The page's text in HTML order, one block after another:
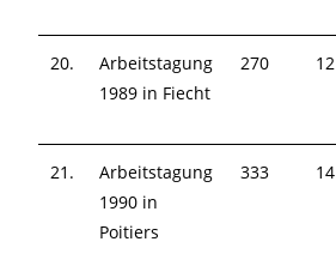
20.
Arbeitstagung
1989 in Fiecht
270 12
21.
Arbeitstagung
1990 in
Poitiers
333 14